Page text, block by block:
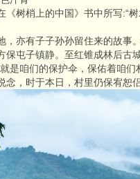
《树梢上的中国》书中所写:“
，亦有子子孙孙留住来的故事
保屯子镇静。至红锥成林后古
是咱们的保护伞，保佑着咱
念，时于本日，村里仍保宥恕